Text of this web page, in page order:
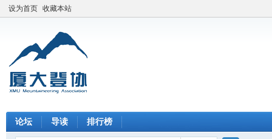
设为首页 收藏本站
论坛 导读 排行榜